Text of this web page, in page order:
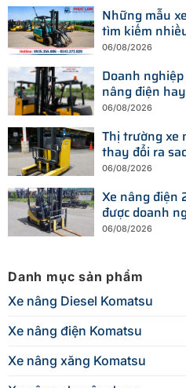
Những mẫu
tìm kiếm
hiện nay
06/08/2026
Doanh
nâng điện
phí?
06/08/2026
Thị trường xe
thay đổi ra
thiết bị mới?
06/08/2026
Xe nâng điện
được doanh
2026?
06/08/2026
Danh mục sản phẩm
Xe nâng Diesel Komatsu
Xe nâng điện Komatsu
Xe nâng xăng Komatsu